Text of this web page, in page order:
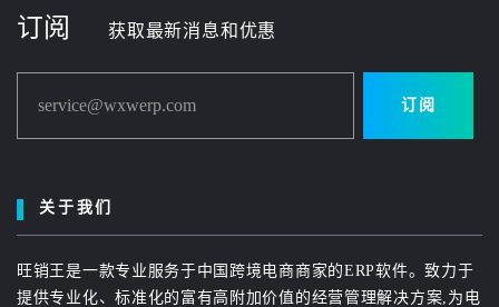
订阅 获取最新消息和优惠
service@wxwerp.com 订阅
关于我们
旺销王是一款专业服务于中国跨境电商商家的ERP软件。致力于
提供专业化、标准化的富有高附加价值的经营管理解决方案,为电